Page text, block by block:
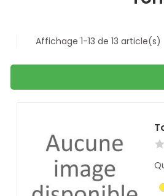
Affichage 1-13 de 13 article(s)